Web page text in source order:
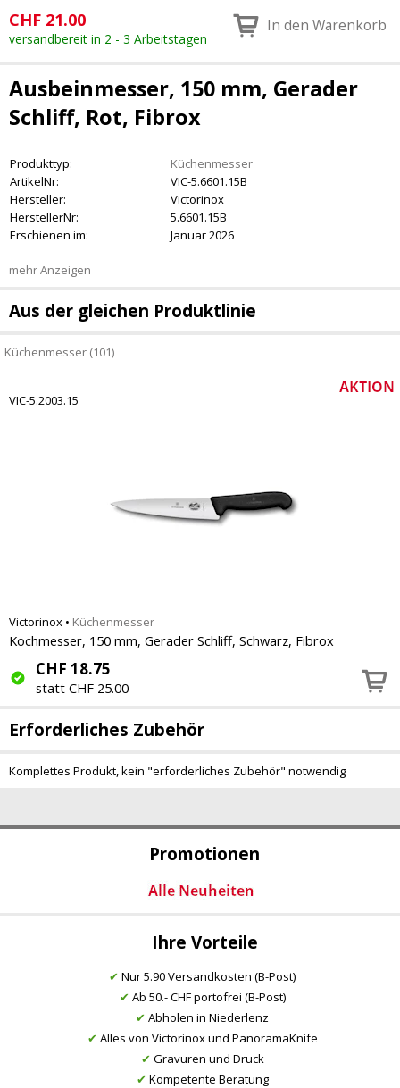
Promotionen
Ihre Vorteile
✔ Nur 5.90 Versandkosten (B-Post)
✔ Ab 50.- CHF portofrei (B-Post)
✔ Abholen in Niederlenz
✔ Alles von Victorinox und PanoramaKnife
✔ Gravuren und Druck
✔ Kompetente Beratung
CHF 21.00
versandbereit in 2 - 3 Arbeitstagen
In den Warenkorb
Ausbeinmesser, 150 mm, Gerader
Schliff, Rot, Fibrox
Produkttyp:
Küchenmesser
ArtikelNr:
VIC-5.6601.15B
Hersteller:
Victorinox
HerstellerNr:
5.6601.15B
Erschienen im:
Januar 2026
mehr Anzeigen
Aus der gleichen Produktlinie
Küchenmesser (101)
VIC-5.2003.15
Victorinox • Küchenmesser
Kochmesser, 150 mm, Gerader Schliff, Schwarz, Fibrox
CHF 18.75
statt CHF 25.00
Erforderliches Zubehör
Komplettes Produkt, kein "erforderliches Zubehör" notwendig